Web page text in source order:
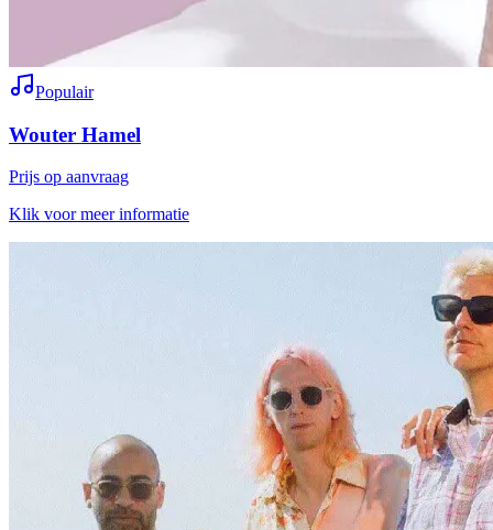
Populair
Wouter Hamel
Prijs op aanvraag
Klik voor meer informatie